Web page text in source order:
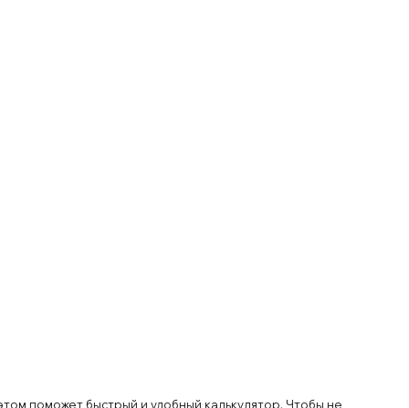
поможет быстрый и удобный калькулятор. Чтобы не